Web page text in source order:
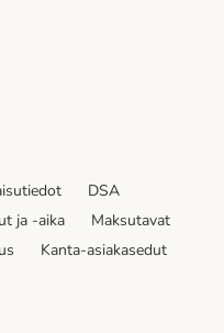
DSA
ja -aika
Maksutavat
Kanta-asiakasedut